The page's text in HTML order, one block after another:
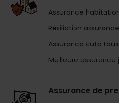
Assurance
Résiliation
Assurance auto
Meilleure
Assurance de